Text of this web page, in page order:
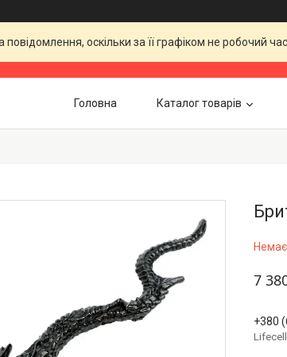
оскільки за її графіком не робочий
Головна Каталог товарів
Немає
7
+380
Lifecell